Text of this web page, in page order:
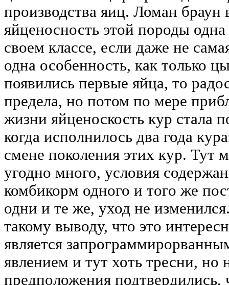
производства яиц. Ломан
яйценосность этой породы
своем классе, если даже не
одна особенность, как только
появились первые яйца, то
предела, но потом по мере
жизни яйценоскость кур стала
когда исполнилось два года
смене поколения этих кур. Тут
угодно много, условия
комбикорм одного и того же
одни и те же, уход не
такому выводу, что это
является
явлением и тут хоть тресни, но
предположения подтвердились,